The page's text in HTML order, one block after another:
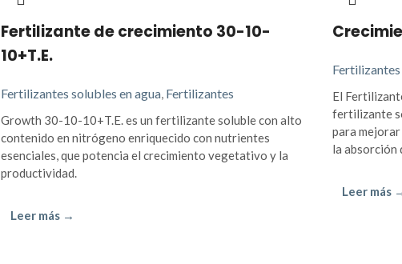
Fertilizante de crecimiento 30-10-
10+T.E.
Fertilizantes solubles en agua, Fertilizantes
Growth 30-10-10+T.E. es un fertilizante soluble con alto
contenido en nitrógeno enriquecido con nutrientes
esenciales, que potencia el crecimiento vegetativo y la
productividad.
Leer más →
Fertilizantes
El
fertilizante
para
la absorción
Leer más